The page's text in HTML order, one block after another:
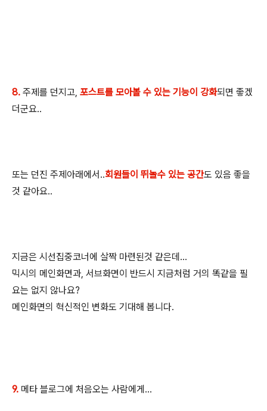
8. 주제를 던지고, 포스트를 모아볼 수 있는 기능이 강화되면 좋겠
더군요..
또는 던진 주제아래에서..회원들이 뛰놀수 있는 공간도 있음 좋을
것 같아요..
지금은 시선집중코너에 살짝 마련된것 같은데...
믹시의 메인화면과, 서브화면이 반드시 지금처럼 거의 똑같을 필
요는 없지 않나요?
메인화면의 혁신적인 변화도 기대해 봅니다.
9. 메타 블로그에 처음오는 사람에게...